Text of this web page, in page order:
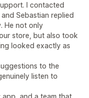
I contacted
Sebastian replied
He not only
store, but also took
looked exactly as
to the
listen to